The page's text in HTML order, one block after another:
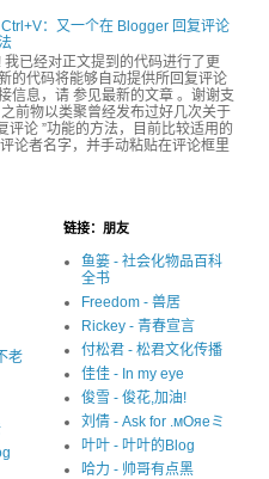
：又一个在 Blogger 回复评论
我已经对正文提到的代码进行了更
的代码将能够自动提供所回复评论
信息，请 参见最新的文章 。谢谢支
前物以类聚曾经发布过好几次关于
评论 ”功能的方法，目前比较适用的
论者名字，并手动粘贴在评论框里
老
链接：朋友
鱼篓 - 社会化物品百科
全书
Freedom - 兽居
Rickey - 青春宣言
付松君 - 松君文化传播
佳佳 - In my eye
俊雪 - 俊花,加油!
刘倩 - Ask for .мОяеミ
叶叶 - 叶叶的Blog
哈力 - 帅哥有点黑